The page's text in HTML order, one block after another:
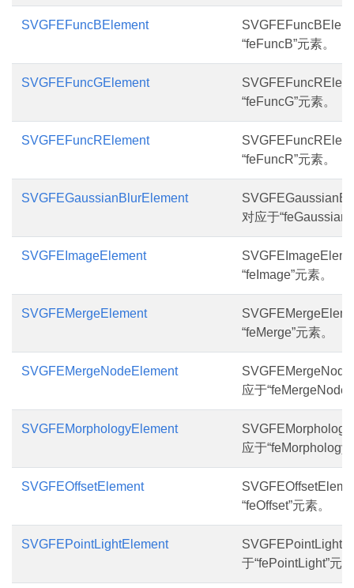
SVGFEFuncBElement
“feFuncB”元素。
SVGFEFuncGElement
“feFuncG”元素。
SVGFEFuncRElement
“feFuncR”元素。
SVGFEGaussianBlurElement
对应于
SVGFEImageElement
“feImage”元素。
SVGFEMergeElement
“feMerge”元素。
SVGFEMergeNodeElement
应于
SVGFEMorphologyElement
应于
SVGFEOffsetElement
“feOffset”元素。
SVGFEPointLightElement
于“fePointLight”元